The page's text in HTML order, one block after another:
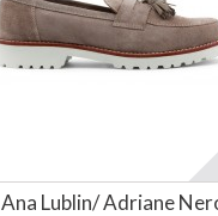
Ana Lublin/ Adriane